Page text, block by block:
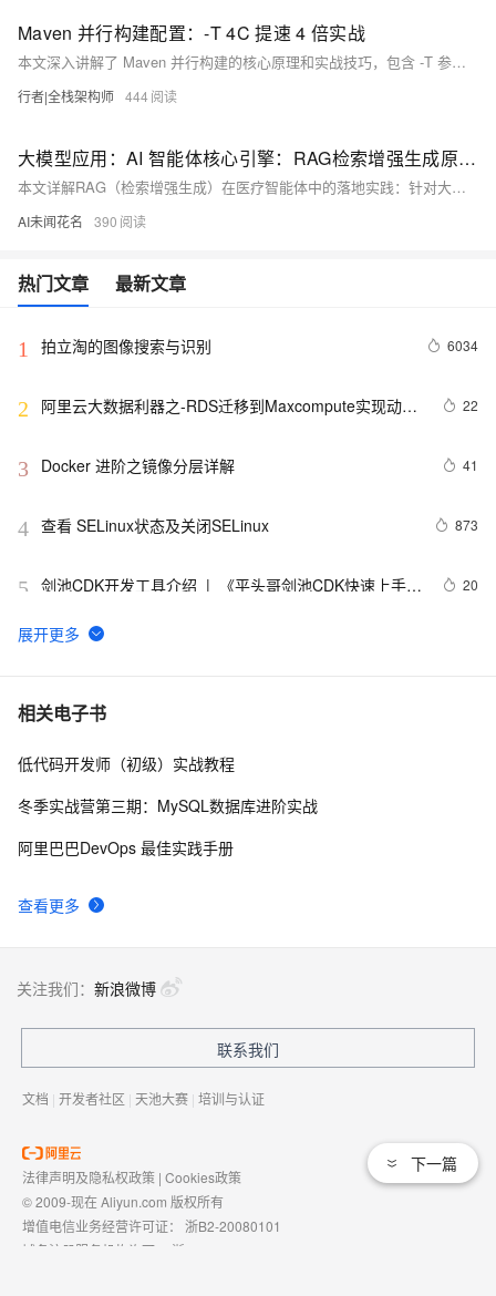
Maven 并行构建配置：-T 4C 提速 4 倍实战
本文深入讲解了 Maven 并行构建的核心原理和实战技巧，包含 -T 参数详解、模块并行化改造、性能监控与分析等企业级最佳实践。通过真实案例展示了如何将多模块项目的构建时间从 45 分钟缩短到 11 分钟（提升 4.1 倍），提供完整的性能测试脚本和优化检查清单。掌握这些技能，你将能够充分利用多核 CPU 加速 Maven 构建。适合 Java 开发者、架构师、DevOps 工程师阅读。
行者|全栈架构师 444
大模型应用：AI 智能体核心引擎：RAG检索增强生成原理与医疗场景深度落地.126
本文详解RAG（检索增强生成）在医疗智能体中的落地实践：针对大模型知识过时、幻觉、专业性不足三大痛点，基于Qwen本地大模型、MiniLM嵌入、FAISS向量库与LangChain框架，实现全流程可追溯、全本地化、无幻觉的精准问答。含环境配置、适配器封装、知识库构建及调试分析。
AI未闻花名 390
热门文章 最新文章
1 拍立淘的图像搜索与识别 6034
2
阿里云大数据利器之-RDS迁移到Maxcompute实现动态
22
3 Docker 进阶之镜像分层详解 41
4 查看 SELinux状态及关闭SELinux 873
5 剑池CDK开发工具介绍  |  《平头哥剑池CDK快速上手指
20
6 WebAssembly 在 MOSN 中的实践 - 基础框架篇
7 userdel使用说明
8 自己看系统的“系统还原”
相关电子书
查看更多
低代码开发师（初级）实战教程
冬季实战营第三期：MySQL数据库进阶实战
阿里巴巴DevOps 最佳实践手册
下一篇
关注我们： 新浪微博
联系我们
文档 | 开发者社区 | 天池大赛 | 培训与认证
法律声明及隐私权政策 | Cookies政策
© 2009-现在 Aliyun.com 版权所有
增值电信业务经营许可证： 浙B2-20080101
域名注册服务机构许可： 浙D3-20210002